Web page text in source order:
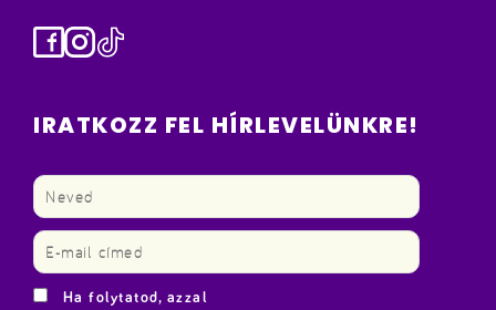
Facebook
Instagram
TikTok
IRATKOZZ FEL HÍRLEVELÜNKRE!
Ha folytatod, azzal